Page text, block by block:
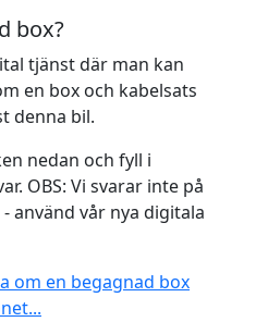
box?
tjänst där man kan
en box och kabelsats
denna bil.
nedan och fyll i
OBS: Vi svarar inte på
använd vår nya digitala
om en begagnad box